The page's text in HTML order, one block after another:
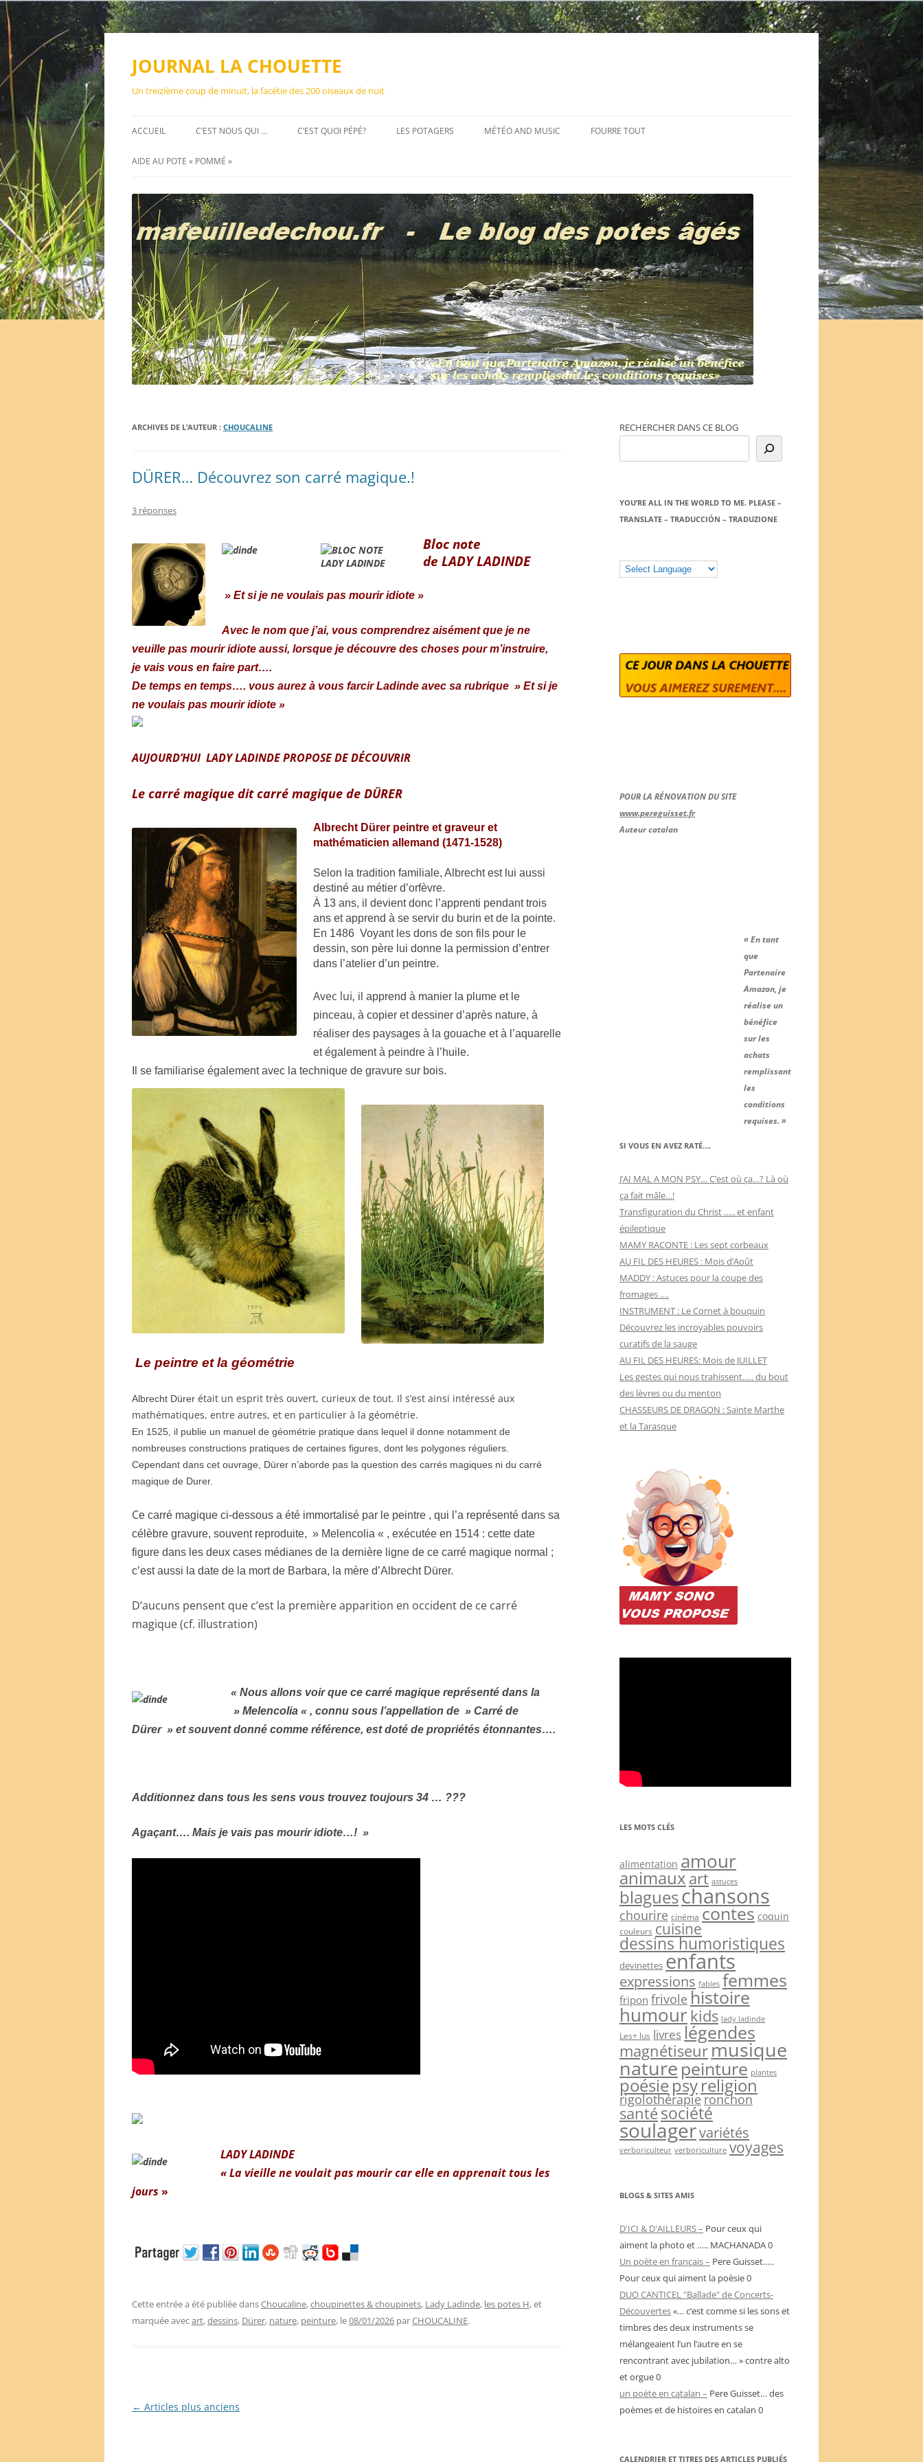
Aller
JOURNAL LA CHOUETTE
Un treizième coup de minuit, la facétie des 200 oiseaux de nuit
ACCUEIL C’EST NOUS QUI … C’EST QUOI PÉPÉ? LES POTAGERS MÉTÉO AND MUSIC FOURRE TOUT
AIDE AU POTE « POMMÉ »
ARCHIVES DE L’AUTEUR : CHOUCALINE
DÜRER… Découvrez son carré magique.!
3 réponses
Bloc note
de LADY LADINDE
» Et si je ne voulais pas mourir idiote »
Avec le nom que j’ai, vous comprendrez aisément que je ne
veuille pas mourir idiote aussi, lorsque je découvre des choses pour m’instruire,
je vais vous en faire part….
De temps en temps…. vous aurez à vous farcir Ladinde avec sa rubrique » Et si je
ne voulais pas mourir idiote »
AUJOURD’HUI LADY LADINDE PROPOSE DE DÉCOUVRIR
Le carré magique dit carré magique de DÜRER
Albrecht Dürer peintre et graveur et
mathématicien allemand (1471-1528)
Selon la tradition familiale, Albrecht est lui aussi
destiné au métier d’orfèvre.
À 13 ans, il devient donc l’apprenti pendant trois
ans et apprend à se servir du burin et de la pointe.
En 1486 Voyant les dons de son fils pour le
dessin, son père lui donne la permission d’entrer
dans l’atelier d’un peintre.
Avec lui, il apprend à manier la plume et le
pinceau, à copier et dessiner d’après nature, à
réaliser des paysages à la gouache et à l’aquarelle
et également à peindre à l’huile.
Il se familiarise également avec la technique de gravure sur bois.
Le peintre et la géométrie
Albrecht Dürer était un esprit très ouvert, curieux de tout. Il s’est ainsi intéressé aux
mathématiques, entre autres, et en particulier à la géométrie.
En 1525, il publie un manuel de géométrie pratique dans lequel il donne notamment de
nombreuses constructions pratiques de certaines figures, dont les polygones réguliers.
Cependant dans cet ouvrage, Dürer n’aborde pas la question des carrés magiques ni du carré
magique de Durer.
Ce carré magique ci-dessous a été immortalisé par le peintre , qui l’a représenté dans sa
célèbre gravure, souvent reproduite, » Melencolia « , exécutée en 1514 : cette date
figure dans les deux cases médianes de la dernière ligne de ce carré magique normal ;
c’est aussi la date de la mort de Barbara, la mère d’Albrecht Dürer.
D’aucuns pensent que c’est la première apparition en occident de ce carré
magique (cf. illustration)
« Nous allons voir que ce carré magique représenté dans la
» Melencolia « , connu sous l’appellation de » Carré de
Dürer » et souvent donné comme référence, est doté de propriétés étonnantes….
Additionnez dans tous les sens vous trouvez toujours 34 … ???
Agaçant…. Mais je vais pas mourir idiote…! »
LADY LADINDE
« La vieille ne voulait pas mourir car elle en apprenait tous les
jours »
Cette entrée a été publiée dansChoucaline,choupinettes & choupinets, Lady Ladinde, les potes H, et
marquée avecart,dessins, Dürer, nature, peinture, le08/01/2026 parCHOUCALINE.
Navigation
← Articles plus anciens
RECHERCHER DANS CE BLOG
YOU’RE ALL IN THE WORLD TO ME. PLEASE –
TRANSLATE – TRADUCCIÓN – TRADUZIONE
POUR LA RÉNOVATION DU SITE
www.pereguisset.fr
Auteur catalan
« En tant
que
Partenaire
Amazon, je
réalise un
bénéfice
sur les
achats
remplissant
les
conditions
requises. »
SI VOUS EN AVEZ RATÉ….
J’AI MAL A MON PSY… C’est où ça…? Là où
ça fait mâle…!
Transfiguration du Christ ….. et enfant
épileptique
MAMY RACONTE : Les sept corbeaux
AU FIL DES HEURES : Mois d’Août
MADDY : Astuces pour la coupe des
fromages ….
INSTRUMENT : Le Cornet à bouquin
Découvrez les incroyables pouvoirs
curatifs de la sauge
AU FIL DES HEURES: Mois de JUILLET
Les gestes qui nous trahissent….. du bout
des lèvres ou du menton
CHASSEURS DE DRAGON : Sainte Marthe
et la Tarasque
LES MOTS CLÉS
alimentation amour
animauxart astuces
blagueschansons
chourire cinéma contes coquin
couleurs cuisine
dessins humoristiques
devinettes enfants
expressions fables femmes
fripon frivole histoire
humour kids lady ladinde
Les+ lus livreslégendes
magnétiseurmusique
naturepeinture plantes
poésiepsyreligion
rigolothérapieronchon
santésociété
soulagervariétés
verboriculteur verboriculture voyages
BLOGS & SITES AMIS
D'ICI & D'AILLEURS – Pour ceux qui
aiment la photo et ….. MACHANADA 0
Un poète en français – Pere Guisset…..
Pour ceux qui aiment la poèsie 0
DUO CANTICEL "Ballade" de Concerts-
Découvertes«… c’est comme si les sons et
timbres des deux instruments se
mélangeaient l’un l’autre en se
rencontrant avec jubilation… » contre alto
et orgue 0
un poète en catalan – Pere Guisset… des
poèmes et de histoires en catalan 0
CALENDRIER ET TITRES DES ARTICLES PUBLIÉS